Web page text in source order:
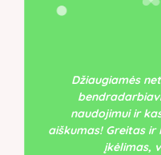
Džiaugiamės
naudojimui ir
aiškumas! Greitas
įkėlimas,